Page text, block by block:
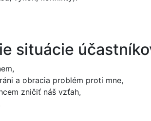
situácie
a obracia problém proti mne,
zničiť náš vzťah,